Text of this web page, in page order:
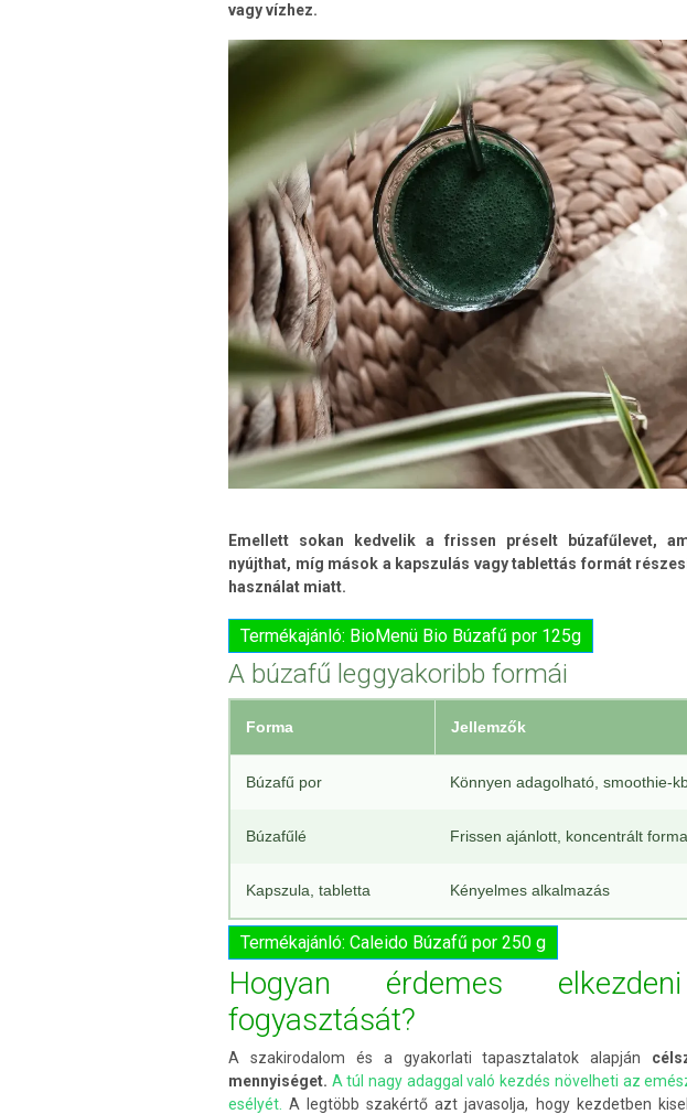
vagy vízhez.
Emellett sokan kedvelik a frissen préselt búzafűlevet,
nyújthat, míg mások a kapszulás vagy tablettás formát
használat miatt.
Termékajánló: BioMenü Bio Búzafű por 125g
A búzafű leggyakoribb formái
Forma Jellemzők
Búzafű por Könnyen adagolható, smoothie-
Búzafűlé Frissen ajánlott, koncentrált forma
Kapszula, tabletta Kényelmes alkalmazás
Termékajánló: Caleido Búzafű por 250 g
Hogyan érdemes
fogyasztását?
A szakirodalom és a gyakorlati tapasztalatok alapján
mennyiséget. A túl nagy adaggal való kezdés növelheti az
esélyét. A legtöbb szakértő azt javasolja, hogy kezdetben